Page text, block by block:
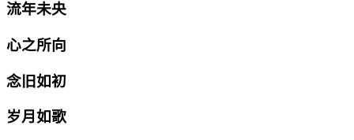
流年未央
心之所向
念旧如初
岁月如歌